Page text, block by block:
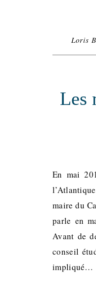
Loris
Les
En mai
maire du
parle en
Avant de
conseil
impliqué…